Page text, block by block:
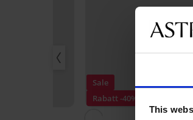
This
Sale
Rabatt -40%